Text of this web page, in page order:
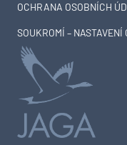
OCHRANA OSOBNÍCH
SOUKROMÍ – NASTAVENÍ